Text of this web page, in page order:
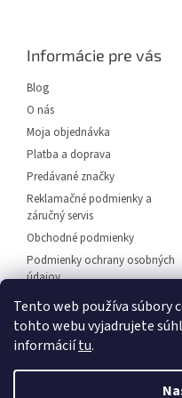
Tento web používa súbory
tohto webu vyjadrujete
informáciítu.
Informácie pre vás
Blog
O nás
Moja objednávka
Platba a doprava
Predávané značky
Reklamačné podmienky a
záručný servis
Obchodné podmienky
Podmienky ochrany osobných
údajov
Predajňa svietidiel Dunajská
Streda
Napíšte nám